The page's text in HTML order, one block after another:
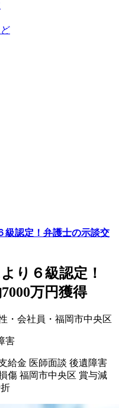
級認定！弁護士の示談交
り６級認定！
万円獲得
・会社員・福岡市中央区
害
給金 医師面談 後遺障害
傷 福岡市中央区 賞与減